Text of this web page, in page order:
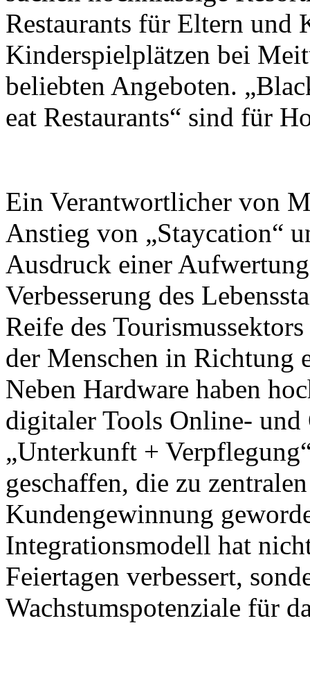
Restaurants für Eltern und
Kinderspielplätzen bei
beliebten Angeboten.
eat Restaurants“ sind für
Ein Verantwortlicher von
Anstieg von „Staycation“
Ausdruck einer
Verbesserung des
Reife des
der Menschen in Richtung
Neben Hardware haben
digitaler Tools Online-
„Unterkunft +
geschaffen, die zu
Kundengewinnung
Integrationsmodell hat
Feiertagen verbessert,
Wachstumspotenziale für